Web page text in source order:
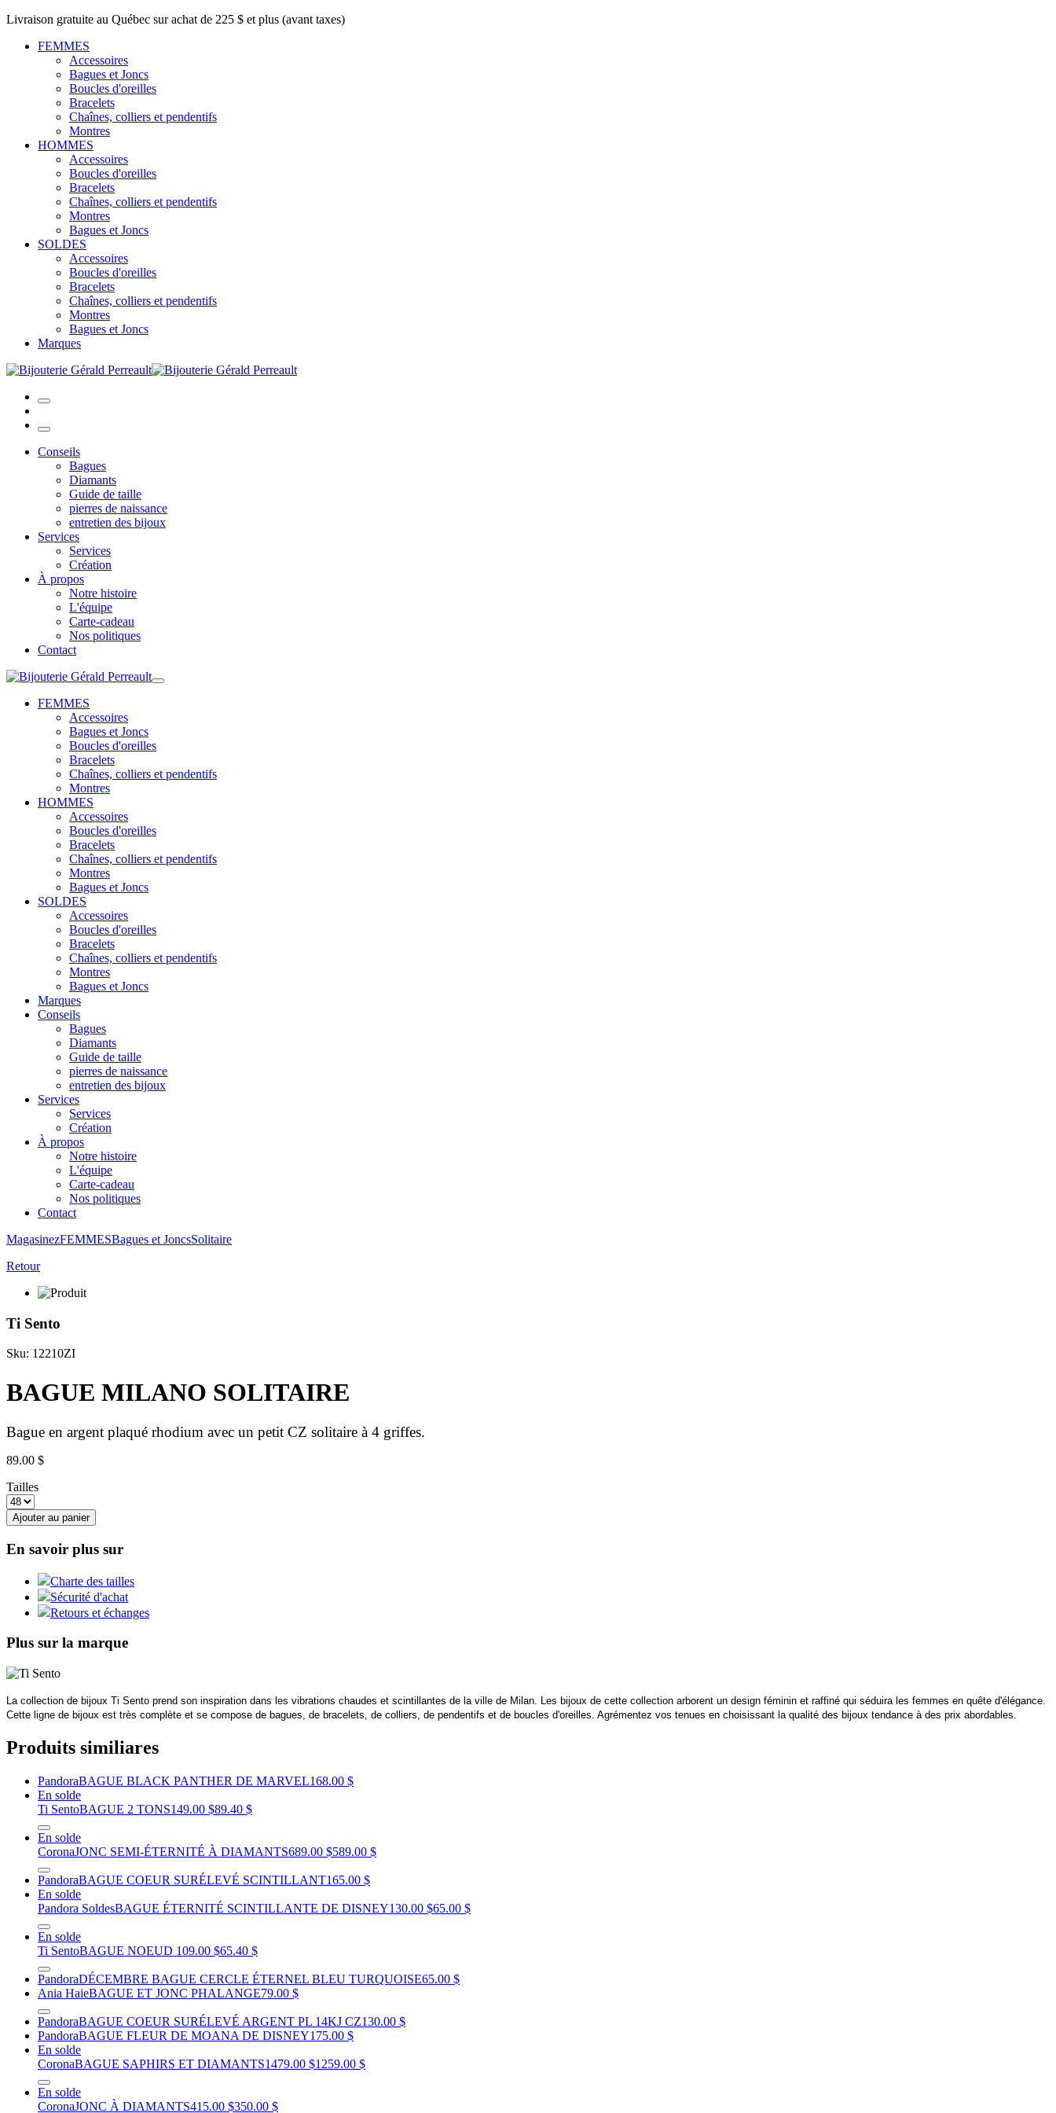
Livraison gratuite au Québec sur achat de 225 $ et plus (avant taxes)
FEMMES
Accessoires
Bagues et Joncs
Boucles d'oreilles
Bracelets
Chaînes, colliers et pendentifs
Montres
HOMMES
Accessoires
Boucles d'oreilles
Bracelets
Chaînes, colliers et pendentifs
Montres
Bagues et Joncs
SOLDES
Accessoires
Boucles d'oreilles
Bracelets
Chaînes, colliers et pendentifs
Montres
Bagues et Joncs
Marques
Conseils
Bagues
Diamants
Guide de taille
pierres de naissance
entretien des bijoux
Services
Services
Création
À propos
Notre histoire
L'équipe
Carte-cadeau
Nos politiques
Contact
FEMMES
Accessoires
Bagues et Joncs
Boucles d'oreilles
Bracelets
Chaînes, colliers et pendentifs
Montres
HOMMES
Accessoires
Boucles d'oreilles
Bracelets
Chaînes, colliers et pendentifs
Montres
Bagues et Joncs
SOLDES
Accessoires
Boucles d'oreilles
Bracelets
Chaînes, colliers et pendentifs
Montres
Bagues et Joncs
Marques
Conseils
Bagues
Diamants
Guide de taille
pierres de naissance
entretien des bijoux
Services
Services
Création
À propos
Notre histoire
L'équipe
Carte-cadeau
Nos politiques
Contact
MagasinezFEMMESBagues et JoncsSolitaire
Retour
Ti Sento
Sku: 12210ZI
BAGUE MILANO SOLITAIRE
Bague en argent plaqué rhodium avec un petit CZ solitaire à 4 griffes.
89.00 $
Tailles
Ajouter au panier
En savoir plus sur
Charte des tailles
Sécurité d'achat
Retours et échanges
Plus sur la marque
La collection de bijoux Ti Sento prend son inspiration dans les vibrations chaudes et scintillantes de la ville de Milan. Les bijoux de cette collection arborent un design féminin et raffiné qui séduira les femmes en quête d'élégance.
Cette ligne de bijoux est très complète et se compose de bagues, de bracelets, de colliers, de pendentifs et de boucles d'oreilles. Agrémentez vos tenues en choisissant la qualité des bijoux tendance à des prix abordables.
Produits similiares
PandoraBAGUE BLACK PANTHER DE MARVEL168.00 $
En solde
Ti SentoBAGUE 2 TONS149.00 $89.40 $
En solde
CoronaJONC SEMI-ÉTERNITÉ À DIAMANTS689.00 $589.00 $
PandoraBAGUE COEUR SURÉLEVÉ SCINTILLANT165.00 $
En solde
Pandora SoldesBAGUE ÉTERNITÉ SCINTILLANTE DE DISNEY130.00 $65.00 $
En solde
Ti SentoBAGUE NOEUD 109.00 $65.40 $
PandoraDÉCEMBRE BAGUE CERCLE ÉTERNEL BLEU TURQUOISE65.00 $
Ania HaieBAGUE ET JONC PHALANGE79.00 $
PandoraBAGUE COEUR SURÉLEVÉ ARGENT PL 14KJ CZ130.00 $
PandoraBAGUE FLEUR DE MOANA DE DISNEY175.00 $
En solde
CoronaBAGUE SAPHIRS ET DIAMANTS1479.00 $1259.00 $
En solde
CoronaJONC À DIAMANTS415.00 $350.00 $